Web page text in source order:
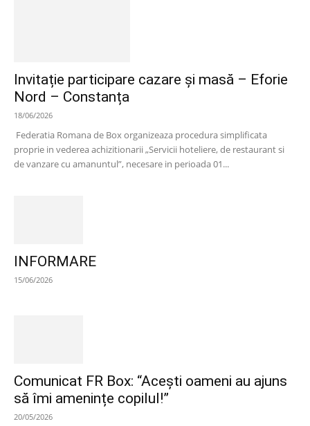
Invitație participare cazare și masă – Eforie
Nord – Constanța
18/06/2026
Federatia Romana de Box organizeaza procedura simplificata
proprie in vederea achizitionarii „Servicii hoteliere, de restaurant si
de vanzare cu amanuntul”, necesare in perioada 01...
INFORMARE
15/06/2026
Comunicat FR Box: “Acești oameni au ajuns
să îmi amenințe copilul!”
20/05/2026